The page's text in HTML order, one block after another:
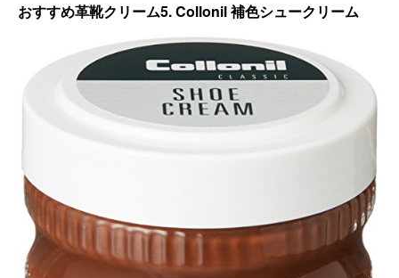
おすすめ革靴クリーム5. Collonil 補色シュークリーム